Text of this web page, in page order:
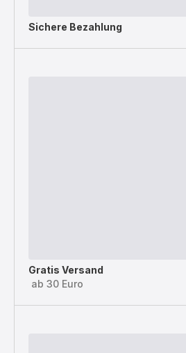
Sichere Bezahlung
Gratis Versand
ab 30 Euro